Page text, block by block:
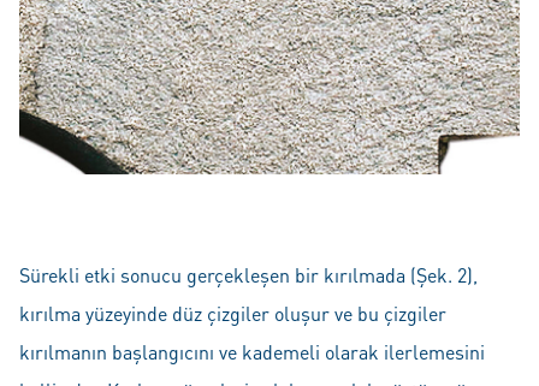
Sürekli etki sonucu gerçekleşen bir kırılmada (Şek. 2),
kırılma yüzeyinde düz çizgiler oluşur ve bu çizgiler
kırılmanın başlangıcını ve kademeli olarak ilerlemesini